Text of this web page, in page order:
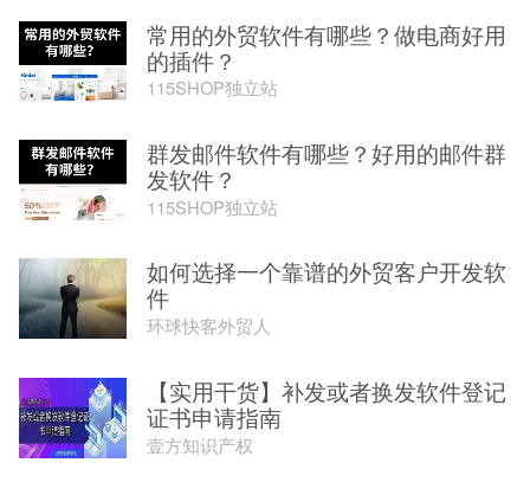
常用的外贸软件有哪些？做电商好用
的插件？
115SHOP独立站
群发邮件软件有哪些？好用的邮件群
发软件？
115SHOP独立站
如何选择一个靠谱的外贸客户开发软
件
环球快客外贸人
【实用干货】补发或者换发软件登记
证书申请指南
壹方知识产权